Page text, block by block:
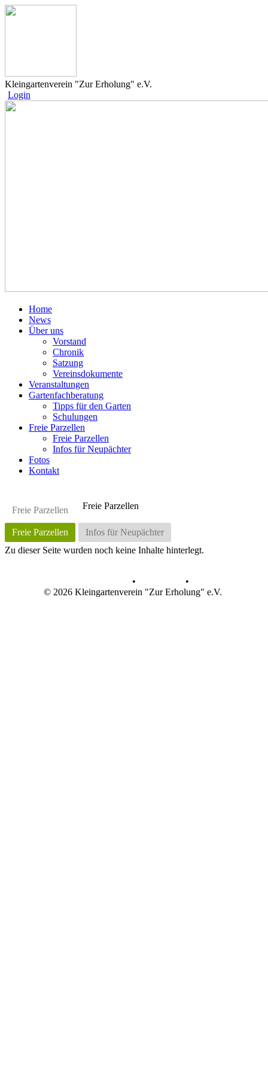
Kleingartenverein "Zur Erholung" e.V.
Login
Home
News
Über uns
Vorstand
Chronik
Satzung
Vereinsdokumente
Veranstaltungen
Gartenfachberatung
Tipps für den Garten
Schulungen
Freie Parzellen
Freie Parzellen
Infos für Neupächter
Fotos
Kontakt
Freie Parzellen
Freie Parzellen Infos für Neupächter
Freie Parzellen
Zu dieser Seite wurden noch keine Inhalte hinterlegt.
•
•
© 2026 Kleingartenverein "Zur Erholung" e.V.